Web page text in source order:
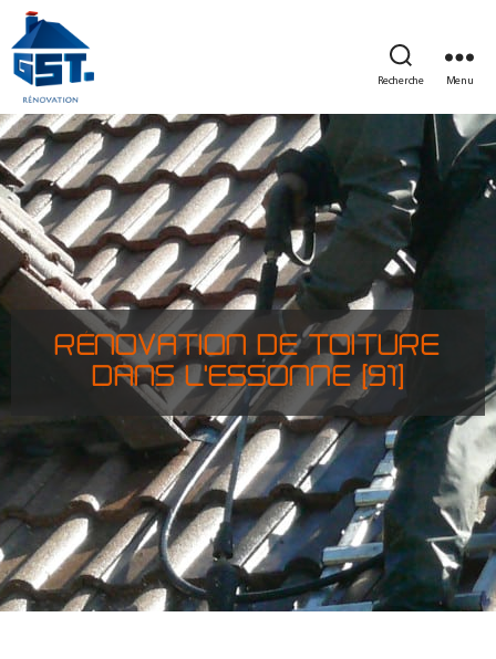
Recherche Menu
RÉNOVATION DE TOITURE
DANS L'ESSONNE (91)